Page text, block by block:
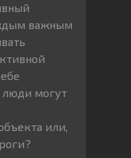
важным
люди могут
или,